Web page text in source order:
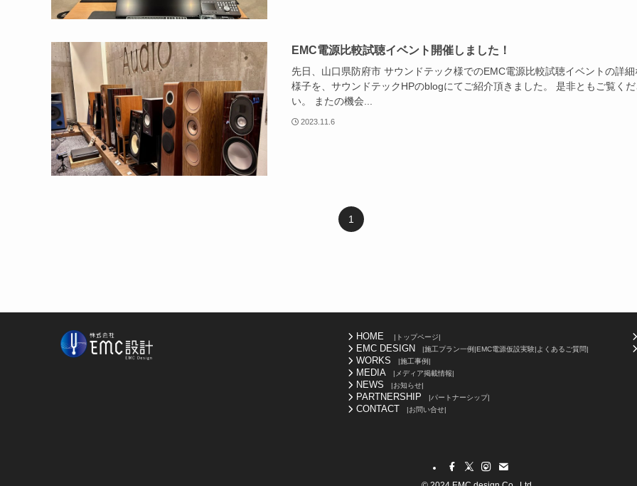
EMC電源比較試聴イベント開催しました！
先日、山口県防府市 サウンドテック様でのEMC電源比較試聴イベントの詳細
様子を、サウンドテックHPのblogにてご紹介頂きました。 是非ともご覧くだ
い。 またの機会...
2023.11.6
1
HOME |トップページ|
EMC DESIGN |施工プラン一例|EMC電源仮設実験|よくあるご質問|
WORKS |施工事例|
MEDIA|メディア掲載情報|
NEWS |お知らせ|
PARTNERSHIP |パートナーシップ|
CONTACT |お問い合せ|